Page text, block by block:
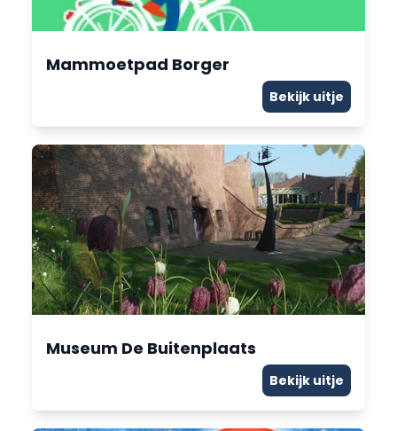
Mammoetpad Borger
Bekijk uitje
Museum De Buitenplaats
Bekijk uitje